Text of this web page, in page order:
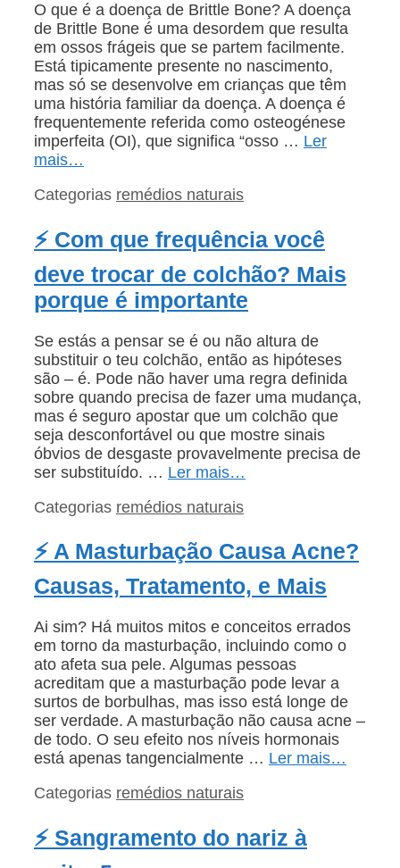
O que é a doença de Brittle Bone? A doença
de Brittle Bone é uma desordem que resulta
em ossos frágeis que se partem facilmente.
Está tipicamente presente no nascimento,
mas só se desenvolve em crianças que têm
uma história familiar da doença. A doença é
frequentemente referida como osteogénese
imperfeita (OI), que significa “osso … Ler
mais…
Categorias remédios naturais
⚡ Com que frequência você
deve trocar de colchão? Mais
porque é importante
Se estás a pensar se é ou não altura de
substituir o teu colchão, então as hipóteses
são – é. Pode não haver uma regra definida
sobre quando precisa de fazer uma mudança,
mas é seguro apostar que um colchão que
seja desconfortável ou que mostre sinais
óbvios de desgaste provavelmente precisa de
ser substituído. … Ler mais…
Categorias remédios naturais
⚡ A Masturbação Causa Acne?
Causas, Tratamento, e Mais
Ai sim? Há muitos mitos e conceitos errados
em torno da masturbação, incluindo como o
ato afeta sua pele. Algumas pessoas
acreditam que a masturbação pode levar a
surtos de borbulhas, mas isso está longe de
ser verdade. A masturbação não causa acne –
de todo. O seu efeito nos níveis hormonais
está apenas tangencialmente … Ler mais…
Categorias remédios naturais
⚡ Sangramento do nariz à